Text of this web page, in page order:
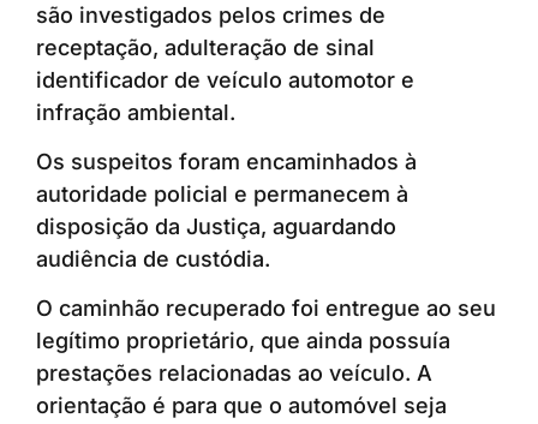
são investigados pelos crimes de
receptação, adulteração de sinal
identificador de veículo automotor e
infração ambiental.
Os suspeitos foram encaminhados à
autoridade policial e permanecem à
disposição da Justiça, aguardando
audiência de custódia.
O caminhão recuperado foi entregue ao seu
legítimo proprietário, que ainda possuía
prestações relacionadas ao veículo. A
orientação é para que o automóvel seja